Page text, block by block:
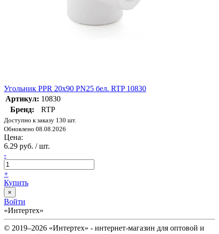
Угольник PPR 20х90 PN25 бел. RTP 10830
Артикул: 10830
Бренд:
RTP
Доступно к заказу 130 шт.
Обновлено 08.08.2026
Цена:
6.29 руб. / шт.
-
+
Купить
×
Войти
«Интертех»
© 2019–2026 «Интертех» - интернет-магазин для оптовой и